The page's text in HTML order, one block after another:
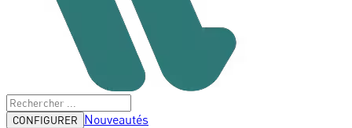
CONFIGURER
Nouveautés